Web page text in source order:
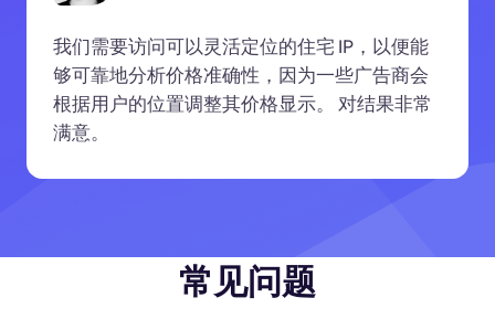
我们需要访问可以灵活定位的住宅 IP，以便能
够可靠地分析价格准确性，因为一些广告商会
根据用户的位置调整其价格显示。 对结果非常
满意。
常见问题